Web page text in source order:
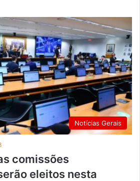
Notícias Gerais
comissões
eleitos nesta